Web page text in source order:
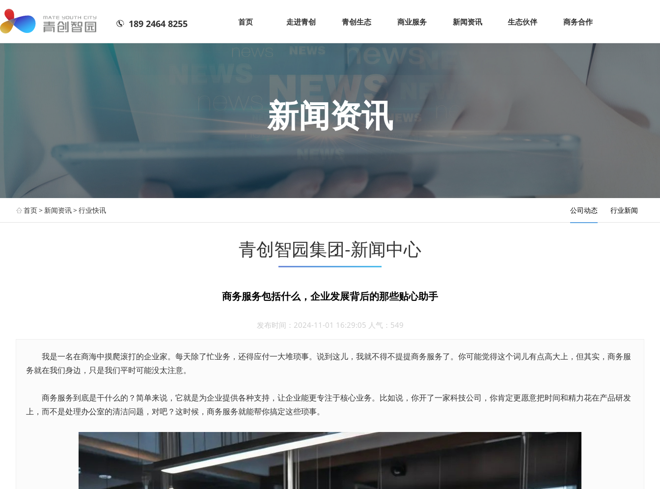
网站首页 走进青创 青创生态 商业服务 新闻资讯 生态伙伴
189 2464 8255 首页 走进青创 青创生态 商业服务 新闻资讯 生态伙伴 商务合作
新闻资讯
首页> 新闻资讯>行业快讯 公司动态 行业新闻
青创智园集团-新闻中心
商务服务包括什么，企业发展背后的那些贴心助手
发布时间：2024-11-01 16:29:05 人气：549
我是一名在商海中摸爬滚打的企业家。每天除了忙业务，还得应付一大堆琐事。说到这儿，我就不得不提提商务服务了。你可能觉得这个词儿有点高大上，但其实，商务服
务就在我们身边，只是我们平时可能没太注意。
商务服务到底是干什么的？简单来说，它就是为企业提供各种支持，让企业能更专注于核心业务。比如说，你开了一家科技公司，你肯定更愿意把时间和精力花在产品研发
上，而不是处理办公室的清洁问题，对吧？这时候，商务服务就能帮你搞定这些琐事。